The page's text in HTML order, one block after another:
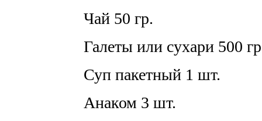
Чай 50 гр.
Галеты или сухари 500
Суп пакетный 1 шт.
Анаком 3 шт.